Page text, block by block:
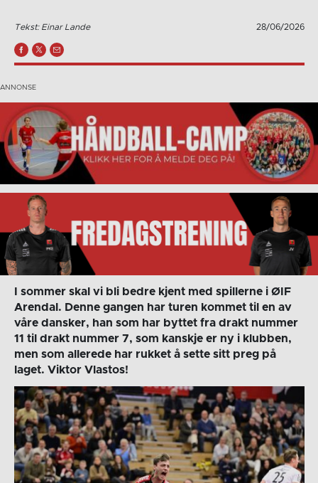
Tekst: Einar Lande 28/06/2026
I sommer skal vi bli bedre kjent med spillerne i ØIF
Arendal. Denne gangen har turen kommet til en av
våre dansker, han som har byttet fra drakt nummer
11 til drakt nummer 7, som kanskje er ny i klubben,
men som allerede har rukket å sette sitt preg på
laget. Viktor Vlastos!